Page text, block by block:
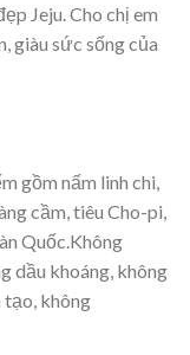
Jeju. Cho chị em
giàu sức sống của
gồm nấm linh chi,
cầm, tiêu Cho-pi,
Quốc.Không
dầu khoáng, không
tạo, không